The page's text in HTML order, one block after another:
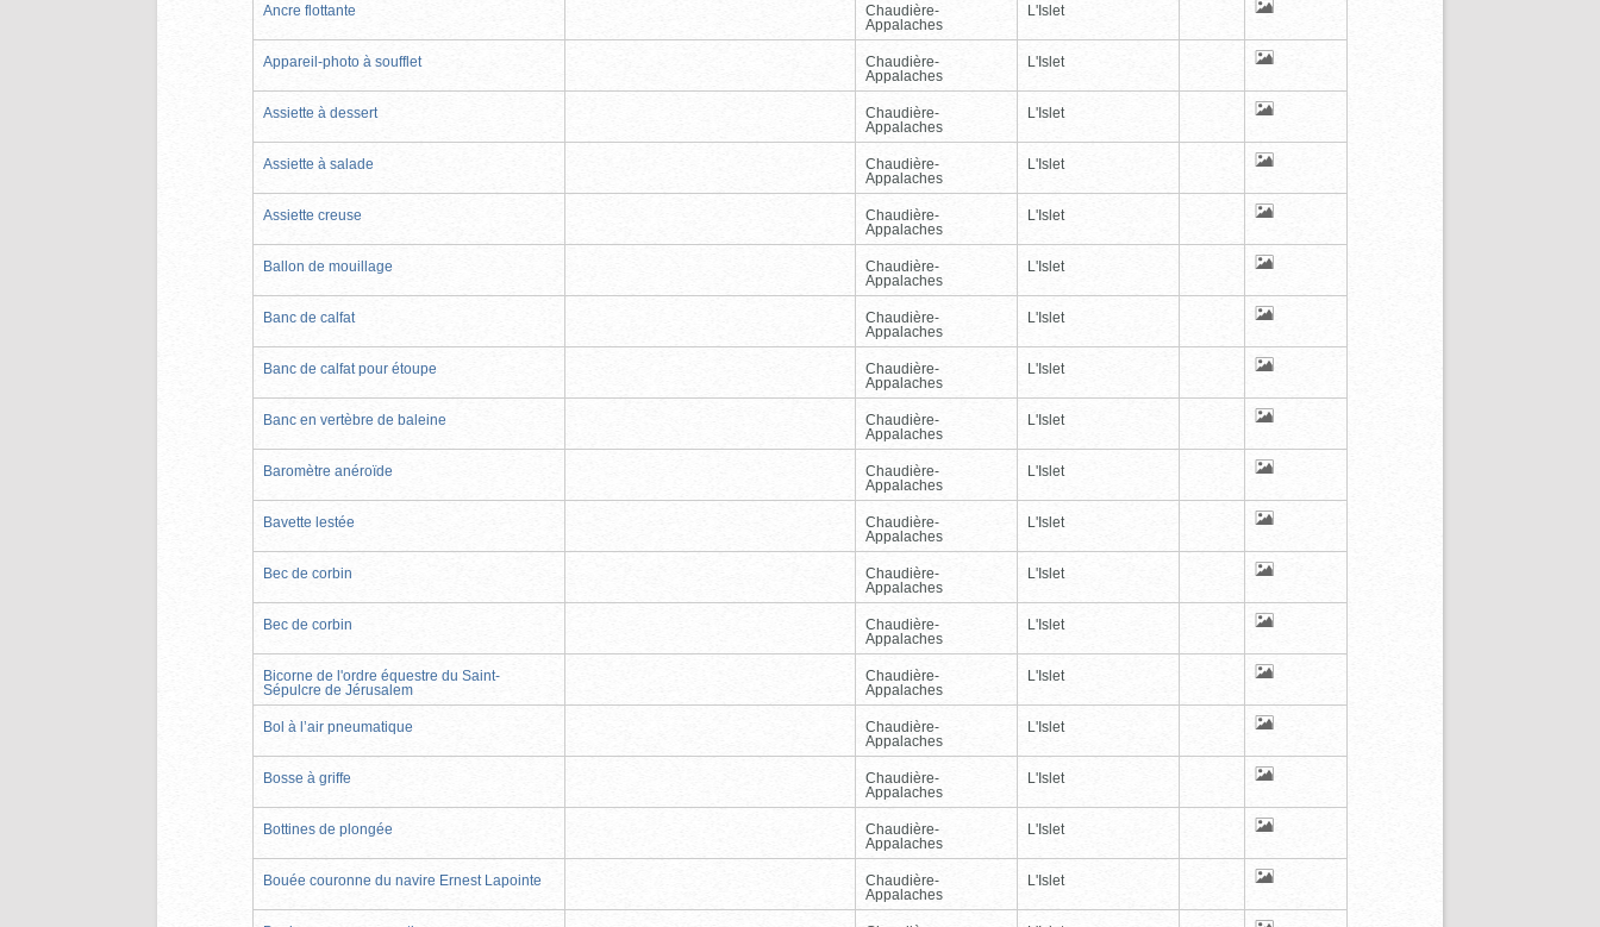
Ancre flottante
Chaudière-
Appalaches
L'Islet
Appareil-photo à soufflet
Chaudière-
Appalaches
L'Islet
Assiette à dessert
Chaudière-
Appalaches
L'Islet
Assiette à salade
Chaudière-
Appalaches
L'Islet
Assiette creuse
Chaudière-
Appalaches
L'Islet
Ballon de mouillage
Chaudière-
Appalaches
L'Islet
Banc de calfat
Chaudière-
Appalaches
L'Islet
Banc de calfat pour étoupe
Chaudière-
Appalaches
L'Islet
Banc en vertèbre de baleine
Chaudière-
Appalaches
L'Islet
Baromètre anéroïde
Chaudière-
Appalaches
L'Islet
Bavette lestée
Chaudière-
Appalaches
L'Islet
Bec de corbin
Chaudière-
Appalaches
L'Islet
Bec de corbin
Chaudière-
Appalaches
L'Islet
Bicorne de l'ordre équestre du Saint-
Sépulcre de Jérusalem
Chaudière-
Appalaches
L'Islet
Bol à l’air pneumatique
Chaudière-
Appalaches
L'Islet
Bosse à griffe
Chaudière-
Appalaches
L'Islet
Bottines de plongée
Chaudière-
Appalaches
L'Islet
Bouée couronne du navire Ernest Lapointe
Chaudière-
Appalaches
L'Islet